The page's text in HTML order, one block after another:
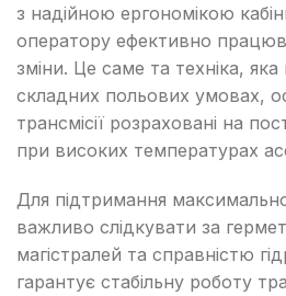
з надійною ергономікою
оператору ефективно
зміни. Це саме та техніка,
складних польових умовах,
трансмісії розраховані на
при високих температурах
Для підтримання
важливо слідкувати за
магістралей та справністю
гарантує стабільну роботу